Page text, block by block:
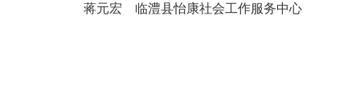
蒋元宏 临澧县怡康社会工作服务中心